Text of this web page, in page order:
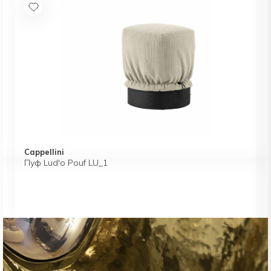
Cappellini
Пуф Lud'o Pouf LU_1